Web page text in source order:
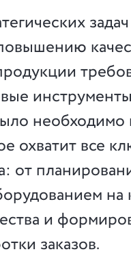
необходимо
охватит все
от
на
и
заказов.